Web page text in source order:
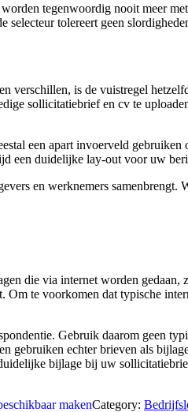
tegenwoordig nooit meer
tolereert geen
verschillen, is de vuistregel
sollicitatiebrief en cv te
een apart invoerveld
een duidelijke lay-out voor uw
en werknemers
die via internet worden
Om te voorkomen dat typische
Gebruik daarom geen
gebruiken echter brieven als
bijlage bij uw
makenCategory: